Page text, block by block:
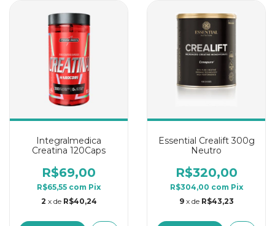
Integralmedica
Creatina 120Caps
R$69,00
R$65,55 com Pix
2 x de R$40,24
Essential Crealift 300g
Neutro
R$320,00
R$304,00 com Pix
9 x de R$43,23